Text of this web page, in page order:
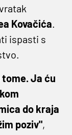
Kovačića.
ispasti s
Ja ću
do kraja
poziv",